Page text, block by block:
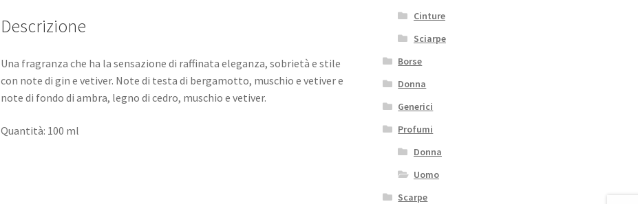
Descrizione
Una fragranza che ha la sensazione di raffinata eleganza, sobrietà e stile
con note di gin e vetiver. Note di testa di bergamotto, muschio e vetiver e
note di fondo di ambra, legno di cedro, muschio e vetiver.
Quantità: 100 ml
Cinture
Sciarpe
Borse
Donna
Generici
Profumi
Donna
Uomo
Scarpe